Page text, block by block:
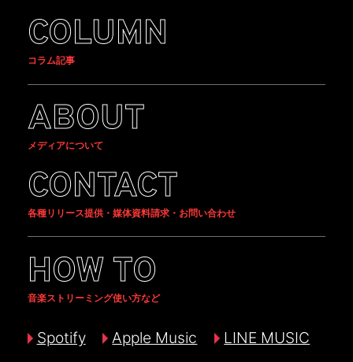
COLUMN
コラム記事
ABOUT
メディアについて
CONTACT
各種リリース提供・媒体資料請求・お問い合わせ
HOW TO
音楽ストリーミング使い方など
Spotify Apple Music
LINE MUSIC